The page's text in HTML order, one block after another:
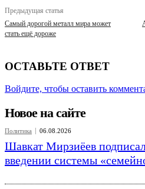
Предыдущая статья
Самый дорогой металл мира может
стать ещё дороже
ОСТАВЬТЕ ОТВЕТ
Войдите, чтобы оставить
Новое на сайте
Политика 06.08.2026
Шавкат Мирзиёев
введении системы